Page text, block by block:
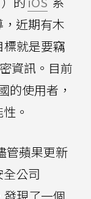
近期有木
標就是要竊
資訊。目前
的使用者，
。
管蘋果更新
公司
發現了一個